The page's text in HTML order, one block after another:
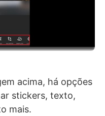
acima, há opções
stickers, texto,
mais.